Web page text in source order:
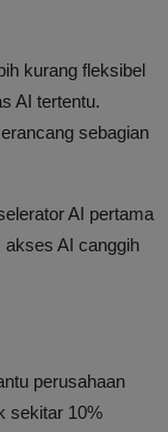
kurang fleksibel
AI tertentu.
sebagian
AI pertama
AI canggih
perusahaan
sekitar 10%